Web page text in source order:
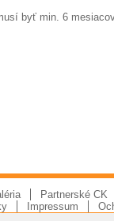
byť min. 6
Partnerské CK
Impressum